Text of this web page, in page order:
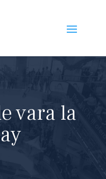
vara la